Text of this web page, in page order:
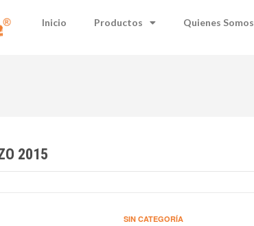
Inicio Productos Quienes Somos
2015
SIN CATEGORÍA